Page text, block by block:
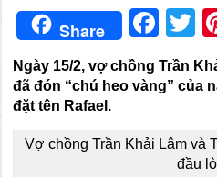
Share
Ngày 15/2, vợ chồng Trần
đã đón “chú heo vàng” của
đặt tên Rafael.
Vợ chồng Trần Khải Lâm và
đầu